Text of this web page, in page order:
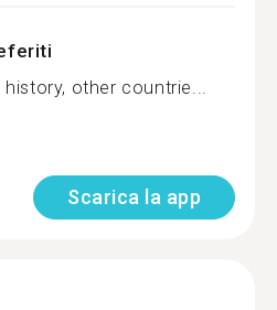
history, other countrie...
Scarica la app